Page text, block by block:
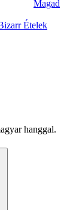
Magad
Ételek